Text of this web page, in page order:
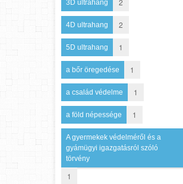
3D ultrahang 2
4D ultrahang 2
5D ultrahang 1
a bőr öregedése 1
a család védelme 1
a föld népessége 1
A gyermekek védelméről és a
gyámügyi igazgatásról szóló
törvény
1